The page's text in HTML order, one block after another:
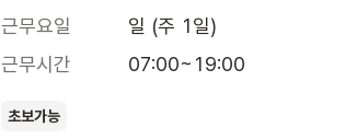
근무요일
일 (주 1일)
근무시간
07:00~19:00
초보가능